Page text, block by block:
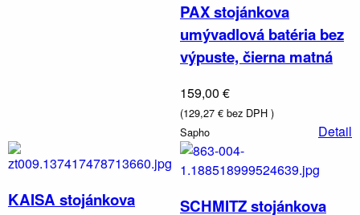
PAX stojánkova
umývadlová batéria bez
výpuste, čierna matná
159,00 €
(129,27 € bez DPH )
Sapho
Detail
KAISA stojánkova
SCHMITZ stojánkova